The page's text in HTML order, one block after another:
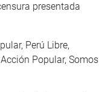
presentada
Perú Libre,
Popular, Somos